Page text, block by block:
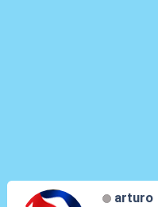
arturo